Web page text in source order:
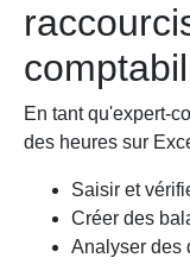
En tant qu'expert-
des heures sur
Saisir et
Créer des
Analyser des